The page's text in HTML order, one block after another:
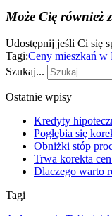
Może Cię również
Udostępnij jeśli Ci się
Tagi:Ceny mieszkań
Szukaj...
Ostatnie wpisy
Kredyty
Pogłębia się
Obniżki stóp
Trwa korekta
Dlaczego warto
Tagi